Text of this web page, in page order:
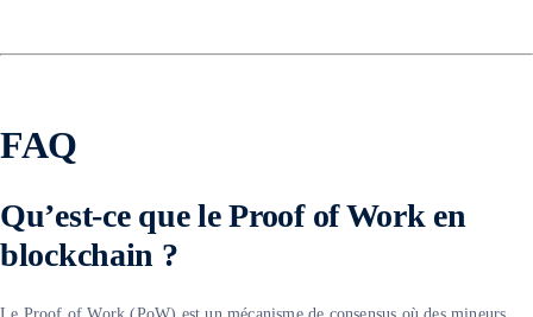
FAQ
Qu’est-ce que le Proof of Work en
blockchain ?